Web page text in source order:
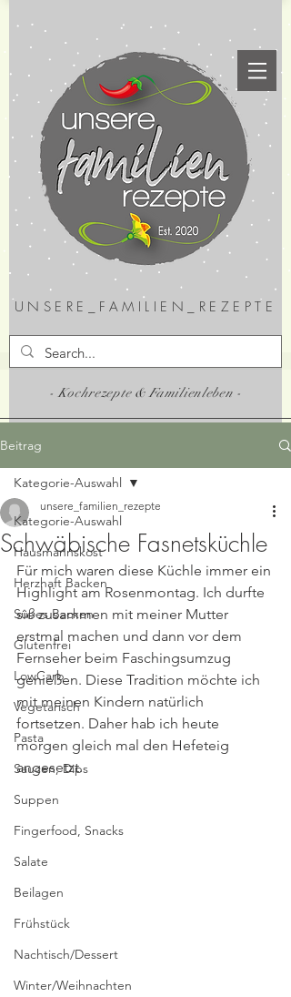
UNSERE_FAMILIEN_REZEPTE
- Kochrezepte & Familienleben -
Beitrag
Kategorie-Auswahl
Hausmannskost
Herzhaft Backen
Süßes Backen
Glutenfrei
LowCarb
Vegetarisch
Pasta
Saucen, Dips
Suppen
Fingerfood, Snacks
Salate
Beilagen
Frühstück
Nachtisch/Dessert
Winter/Weihnachten
Kategorie-Auswahl
Schwäbische Fasnetsküchle
unsere_familien_rezepte
Für mich waren diese Küchle immer ein
Highlight am Rosenmontag. Ich durfte
sie zusammen mit meiner Mutter
erstmal machen und dann vor dem
Fernseher beim Faschingsumzug
genießen. Diese Tradition möchte ich
mit meinen Kindern natürlich
fortsetzen. Daher hab ich heute
morgen gleich mal den Hefeteig
angesetzt.